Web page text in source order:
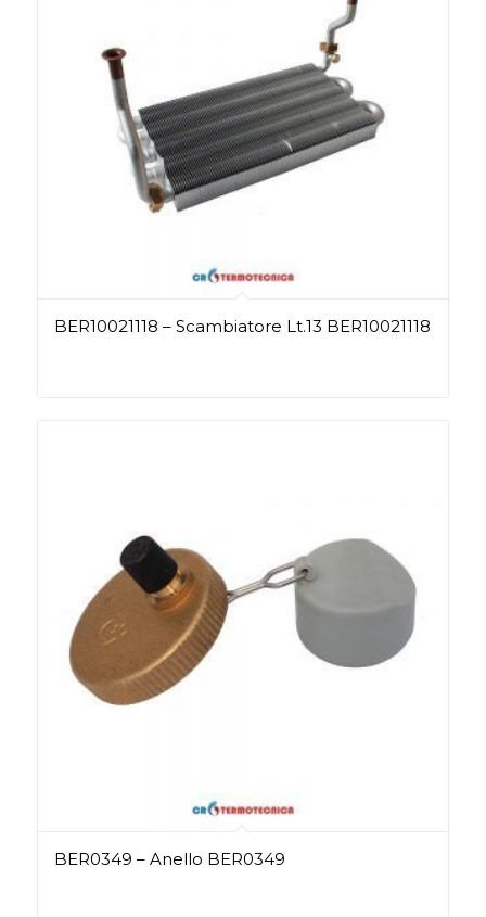
BER10021118 – Scambiatore Lt.13 BER10021118
BER0349 – Anello BER0349